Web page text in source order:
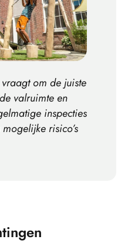
om de juiste
valruimte en
inspecties
risico’s